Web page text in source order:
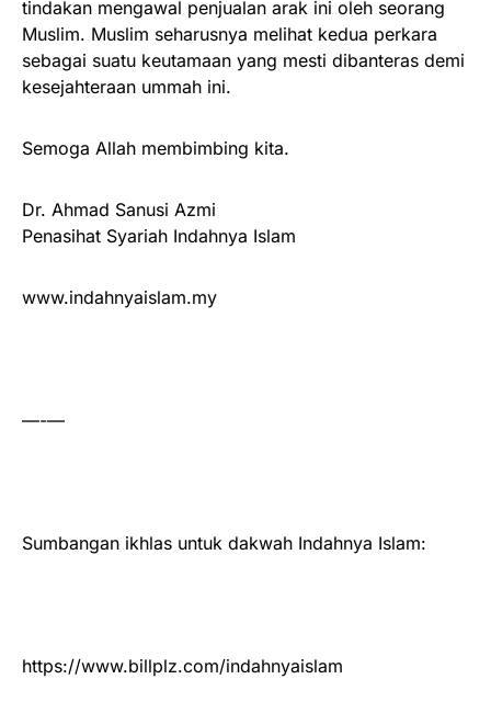
tindakan mengawal penjualan arak ini oleh seorang
Muslim. Muslim seharusnya melihat kedua perkara
sebagai suatu keutamaan yang mesti dibanteras demi
kesejahteraan ummah ini.
Semoga Allah membimbing kita.
Dr. Ahmad Sanusi Azmi
Penasihat Syariah Indahnya Islam
www.indahnyaislam.my
—-—
Sumbangan ikhlas untuk dakwah Indahnya Islam:
https://www.billplz.com/indahnyaislam